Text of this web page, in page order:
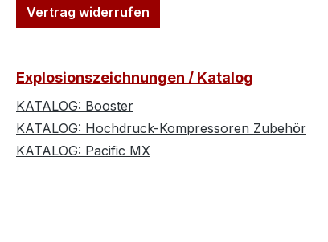
Vertrag widerrufen
Explosionszeichnungen / Katalog
KATALOG: Booster
KATALOG: Hochdruck-Kompressoren Zubehör
KATALOG: Pacific MX